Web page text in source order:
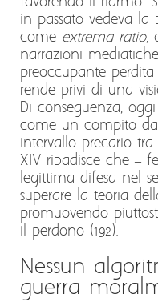
in passato vedeva la
come extrema ratio,
narrazioni
preoccupante
rende privi di una
Di conseguenza,
come un compito
intervallo precario
XIV ribadisce che –
legittima difesa nel
superare la teoria
promuovendo
il perdono (192).
Nessun
guerra